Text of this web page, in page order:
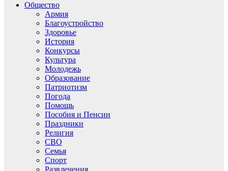
Общество
Армия
Благоустройство
Здоровье
История
Конкурсы
Культура
Молодежь
Образование
Патриотизм
Погода
Помощь
Пособия и Пенсии
Праздники
Религия
СВО
Семья
Спорт
Развлечения